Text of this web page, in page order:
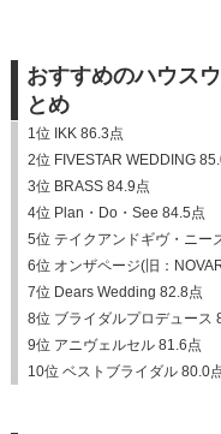
おすすめのハウス
とめ
1位 IKK 86.3点
2位 FIVESTAR WEDDING
3位 BRASS 84.9点
4位 Plan・Do・See 84.5点
5位 テイクアンドギヴ・ニー
6位 オンザページ(旧：
7位 Dears Wedding 82.8点
8位 ブライダルプロデュース
9位 アニヴェルセル 81.6点
10位 ベストブライダル 80.0